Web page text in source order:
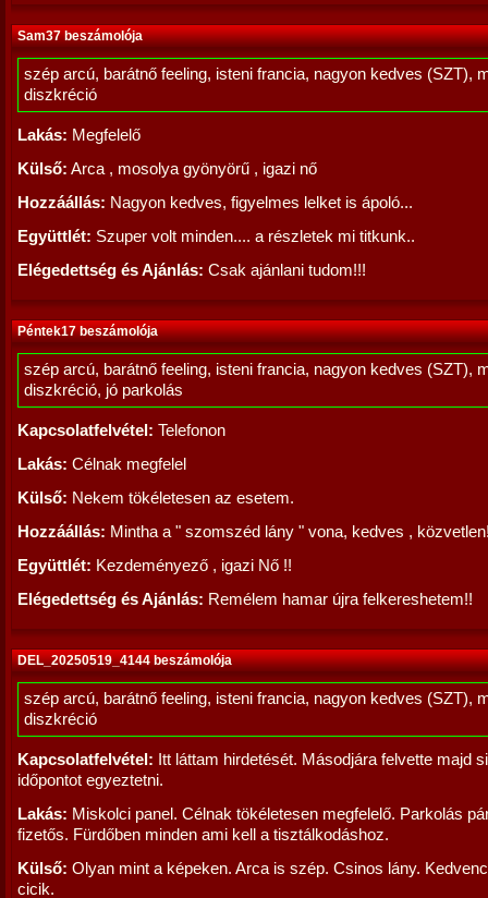
Sam37 beszámolója
szép arcú, barátnő feeling, isteni francia, nagyon kedves (SZT),
diszkréció
Lakás: Megfelelő
Külső: Arca , mosolya gyönyörű , igazi nő
Hozzáállás: Nagyon kedves, figyelmes lelket is ápoló...
Együttlét: Szuper volt minden.... a részletek mi titkunk..
Elégedettség és Ajánlás: Csak ajánlani tudom!!!
Péntek17 beszámolója
szép arcú, barátnő feeling, isteni francia, nagyon kedves (SZT),
diszkréció, jó parkolás
Kapcsolatfelvétel: Telefonon
Lakás: Célnak megfelel
Külső: Nekem tökéletesen az esetem.
Hozzáállás: Mintha a " szomszéd lány " vona, kedves ,
Együttlét: Kezdeményező , igazi Nő !!
Elégedettség és Ajánlás: Remélem hamar újra felkereshetem!!
DEL_20250519_4144 beszámolója
szép arcú, barátnő feeling, isteni francia, nagyon kedves (SZT),
diszkréció
Kapcsolatfelvétel: Itt láttam hirdetését. Másodjára felvette majd
időpontot egyeztetni.
Lakás: Miskolci panel. Célnak tökéletesen megfelelő. Parkolás
fizetős. Fürdőben minden ami kell a tisztálkodáshoz.
Külső: Olyan mint a képeken. Arca is szép. Csinos lány.
cicik.